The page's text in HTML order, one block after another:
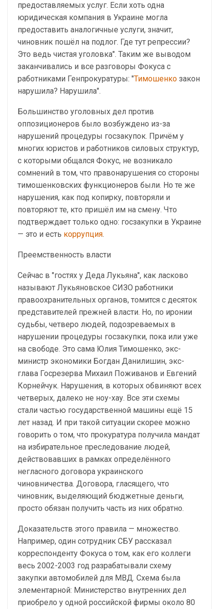
предоставляемых услуг. Если хоть одна
юридическая компания в Украине могла
предоставить аналогичные услуги, значит,
чиновник пошёл на подлог. Где тут репрессии?
Это ведь чистая уголовка". Таким же выводом
заканчивались и все разговоры Фокуса с
работниками Генпрокуратуры: "Тимошенко закон
нарушила? Нарушила".
Большинство уголовных дел против
оппозиционеров было возбуждено из-за
нарушений процедуры госзакупок. Причём у
многих юристов и работников силовых структур,
с которыми общался Фокус, не возникало
сомнений в том, что правонарушения со стороны
тимошенковских функционеров были. Но те же
нарушения, как под копирку, повторяли и
повторяют те, кто пришёл им на смену. Что
подтверждает только одно: госзакупки в Украине
— это и есть коррупция.
Преемственность власти
Сейчас в "гостях у Деда Лукьяна", как ласково
называют Лукьяновское СИЗО работники
правоохранительных органов, томится с десяток
представителей прежней власти. Но, по иронии
судьбы, четверо людей, подозреваемых в
нарушении процедуры госзакупки, пока или уже
на свободе. Это сама Юлия Тимошенко, экс-
министр экономики Богдан Данилишин, экс-
глава Госрезерва Михаил Поживанов и Евгений
Корнейчук. Нарушения, в которых обвиняют всех
четверых, далеко не ноу-хау. Все эти схемы
стали частью государственной машины ещё 15
лет назад. И при такой ситуации скорее можно
говорить о том, что прокуратура получила мандат
на избирательное преследование людей,
действовавших в рамках определённого
негласного договора украинского
чиновничества. Договора, гласящего, что
чиновник, выделяющий бюджетные деньги,
просто обязан получить часть из них обратно.
Доказательств этого правила — множество.
Например, один сотрудник СБУ рассказал
корреспонденту Фокуса о том, как его коллеги
весь 2002-2003 год разрабатывали схему
закупки автомобилей для МВД. Схема была
элементарной: Министерство внутренних дел
приобрело у одной российской фирмы около 80